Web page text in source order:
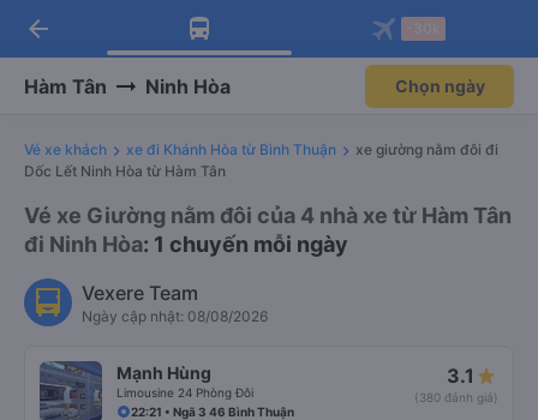
Tải app Vexere ngay!
Nhận ưu đãi thành viên độc
Mở app
Tải app Vexere
-30k/ghế khi đặt vé máy bay qua
Mở app
arrow_back
Hàm Tân Ninh Hòa Chọn ngày
Vé xe khách xe đi Khánh Hòa từ Bình Thuận
xe giường nằm đôi đi
Dốc Lết Ninh Hòa từ Hàm Tân
Vé xe Giường nằm đôi của 4 nhà xe từ Hàm Tân
đi Ninh Hòa: 1 chuyến mỗi ngày
Vexere Team
Ngày cập nhật: 08/08/2026
Mạnh Hùng
Limousine 24 Phòng Đôi
3.1
(380 đánh giá)
22:21 • Ngã 3 46 Bình Thuận